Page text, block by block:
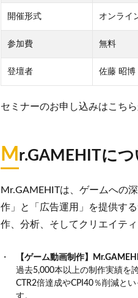
開催形式 オンライ
参加費 無料
登壇者 佐藤 昭博
セミナーのお申し込みはこちら
M r.GAMEHITにつ
Mr.GAMEHITは、ゲームへの
作」と「広告運用」を提供す
作、分析、そしてクリエイテ
【ゲーム動画制作】
過去5,000本以上の制作実績を
CTR2倍達成やCPI40％削減と
す。